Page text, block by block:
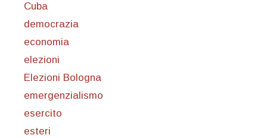
Cuba
democrazia
economia
elezioni
Elezioni Bologna
emergenzialismo
esercito
esteri